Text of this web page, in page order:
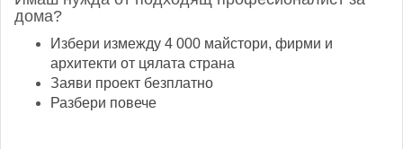
дома?
Избери измежду 4 000 майстори, фирми и
архитекти от цялата страна
Заяви проект безплатно
Разбери повече